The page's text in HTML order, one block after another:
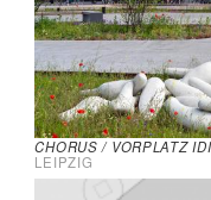
CHORUS / VORPLATZ
LEIPZIG